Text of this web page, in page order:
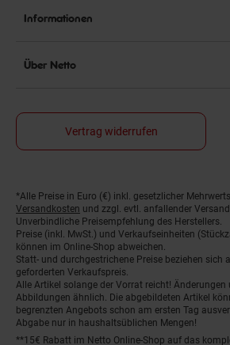
Informationen
Über Netto
Vertrag widerrufen
Fußnoten
*Alle Preise in Euro (€) inkl. gesetzlicher
Versandkosten und zzgl. evtl. anfallender
Unverbindliche Preisempfehlung des Herstellers.
Preise (inkl. MwSt.) und Verkaufseinheiten
können im Online-Shop abweichen.
Statt- und durchgestrichene Preise beziehen sich
geforderten Verkaufspreis.
Alle Artikel solange der Vorrat reicht!
Abbildungen ähnlich. Die abgebildeten Artikel
begrenzten Angebots schon am ersten Tag
Abgabe nur in haushaltsüblichen Mengen!
**15€ Rabatt im Netto Online-Shop auf das